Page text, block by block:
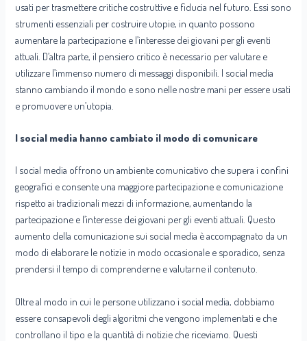
usati per trasmettere critiche costruttive e fiducia nel futuro. Essi sono
strumenti essenziali per costruire utopie, in quanto possono
aumentare la partecipazione e l’interesse dei giovani per gli eventi
attuali. D’altra parte, il pensiero critico è necessario per valutare e
utilizzare l’immenso numero di messaggi disponibili. I social media
stanno cambiando il mondo e sono nelle nostre mani per essere usati
e promuovere un’utopia.
I social media hanno cambiato il modo di comunicare
I social media offrono un ambiente comunicativo che supera i confini
geografici e consente una maggiore partecipazione e comunicazione
rispetto ai tradizionali mezzi di informazione, aumentando la
partecipazione e l’interesse dei giovani per gli eventi attuali. Questo
aumento della comunicazione sui social media è accompagnato da un
modo di elaborare le notizie in modo occasionale e sporadico, senza
prendersi il tempo di comprenderne e valutarne il contenuto.
Oltre al modo in cui le persone utilizzano i social media, dobbiamo
essere consapevoli degli algoritmi che vengono implementati e che
controllano il tipo e la quantità di notizie che riceviamo. Questi